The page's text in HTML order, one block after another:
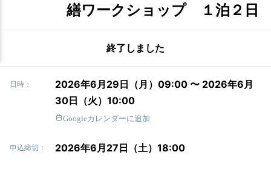
繕ワークショップ １泊２日
終了しました
日時：
2026年6月29日（月）09:00 〜 2026年6月
30日（火）10:00
Googleカレンダーに追加
申込締切： 2026年6月27日（土）18:00